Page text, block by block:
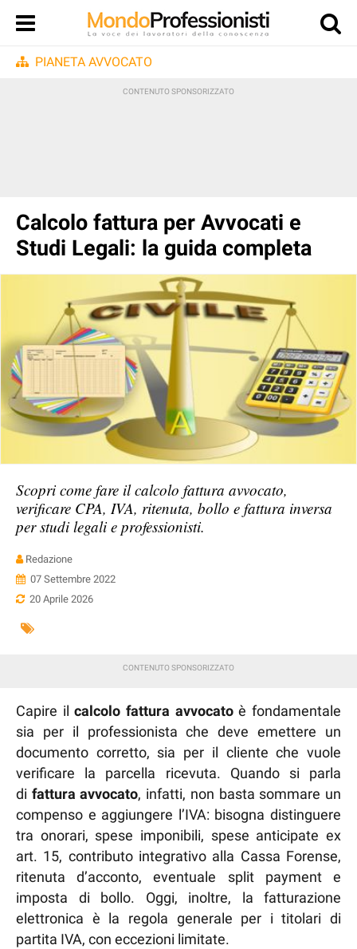
PIANETA AVVOCATO
Calcolo fattura per Avvocati e
Studi Legali: la guida completa
Scopri come fare il calcolo fattura avvocato,
verificare CPA, IVA, ritenuta, bollo e fattura inversa
per studi legali e professionisti.
Redazione
07 Settembre 2022
20 Aprile 2026
Capire ilcalcolo fattura avvocatoè fondamentale
sia per il professionista che deve emettere un
documento corretto, sia per il cliente che vuole
verificare la parcella ricevuta. Quando si parla
di fattura avvocato, infatti, non basta sommare un
compenso e aggiungere l’IVA: bisogna distinguere
tra onorari, spese imponibili, spese anticipate ex
art. 15, contributo integrativo alla Cassa Forense,
ritenuta d’acconto, eventuale split payment e
imposta di bollo. Oggi, inoltre, la fatturazione
elettronica è la regola generale per i titolari di
partita IVA, con eccezioni limitate.